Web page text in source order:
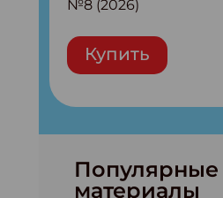
№8 (2026)
Купить
Популярные
материалы